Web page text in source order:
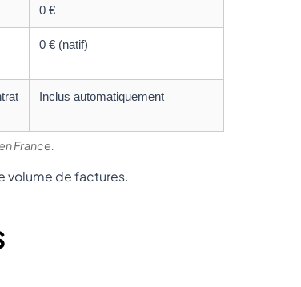
0 €
0 € (natif)
Inclus automatiquement
France.
volume de factures.